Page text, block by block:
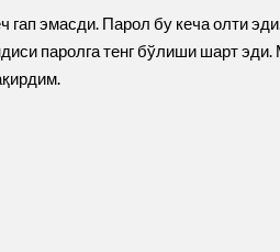
эмасди. Парол бу кеча олти
паролга тенг бўлиши шарт